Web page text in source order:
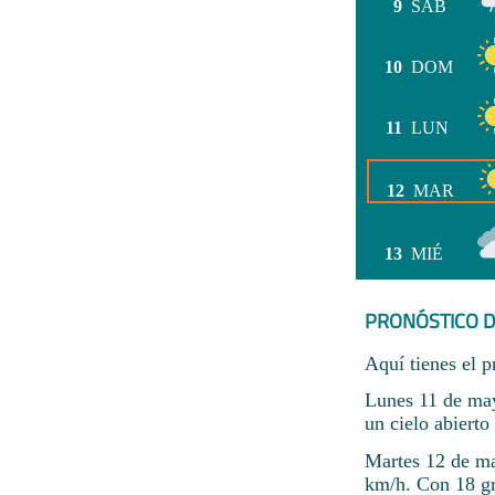
9 SÁB
10 DOM
11 LUN
12 MAR
13 MIÉ
PRONÓSTICO
Aquí tienes el
Lunes 11 de
un cielo abierto
Martes 12 de
km/h. Con 18